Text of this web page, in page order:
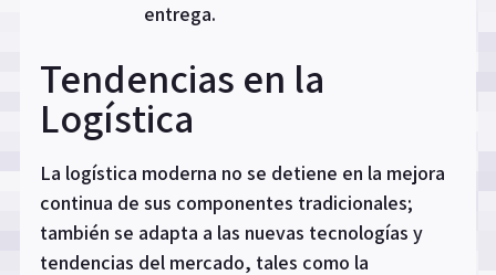
entrega.
Tendencias en la
Logística
La logística moderna no se detiene en la mejora
continua de sus componentes tradicionales;
también se adapta a las nuevas tecnologías y
tendencias del mercado, tales como la